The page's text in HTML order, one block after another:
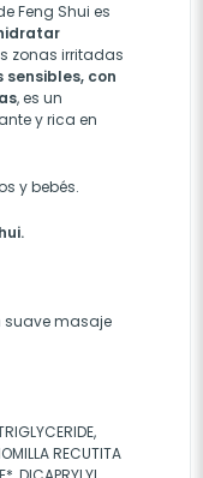
Feng Shui es
zonas irritadas
sensibles, con
, es un
y rica en
y bebés.
suave masaje
RECUTITA